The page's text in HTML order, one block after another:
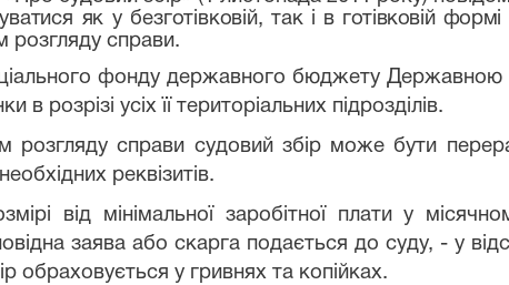
як у безготівковій,так і в готівковій
розгляду справи.
фонду державного бюджету
розрізі усіх її територіальних підрозділів.
справи судовий збір може бути
реквізитів.
від мінімальної заробітної плати у
заява або скарга подається до суду, - у
обраховується у гривнях та копійках.